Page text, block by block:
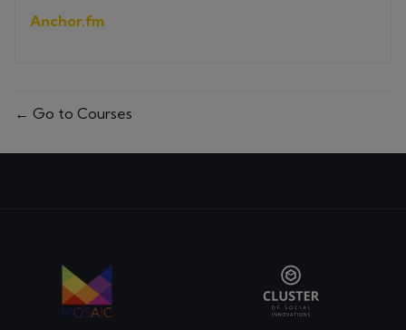
Anchor.fm
Go to Courses